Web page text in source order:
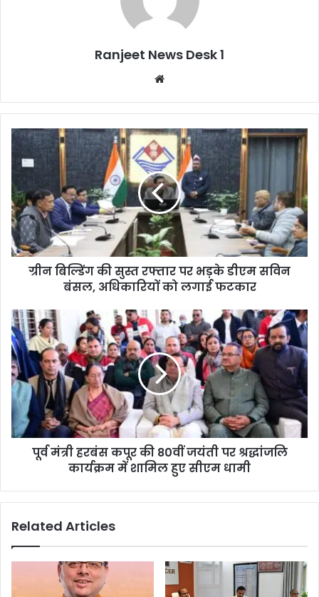
Ranjeet News Desk 1
te
ग्रीन बिल्डिंग की सुस्त रफ्तार पर भड़के डीएम सविन
बंसल, अधिकारियों को लगाई फटकार
पूर्व मंत्री हरबंस कपूर की 80वीं जयंती पर श्रद्धांजलि
कार्यक्रम में शामिल हुए सीएम धामी
Related Articles